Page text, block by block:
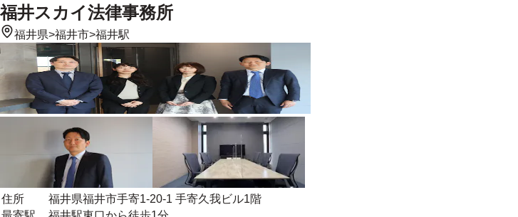
福井スカイ法律事務所
福井県>福井市>福井駅
住所
福井県福井市手寄1-20-1 手寄久我ビル1階